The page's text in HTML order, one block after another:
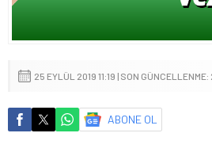
25 EYLÜL 2019 11:19 | SON
ABONE OL